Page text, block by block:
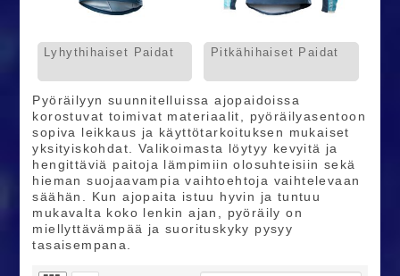
Lyhythihaiset Paidat Pitkähihaiset Paidat
Pyöräilyyn suunnitelluissa ajopaidoissa
korostuvat toimivat materiaalit, pyöräilyasentoon
sopiva leikkaus ja käyttötarkoituksen mukaiset
yksityiskohdat. Valikoimasta löytyy kevyitä ja
hengittäviä paitoja lämpimiin olosuhteisiin sekä
hieman suojaavampia vaihtoehtoja vaihtelevaan
säähän. Kun ajopaita istuu hyvin ja tuntuu
mukavalta koko lenkin ajan, pyöräily on
miellyttävämpää ja suorituskyky pysyy
tasaisempana.